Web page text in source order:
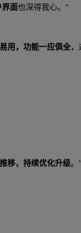
界面也深得我心。”
用，功能一应俱全，
移，持续优化升级。